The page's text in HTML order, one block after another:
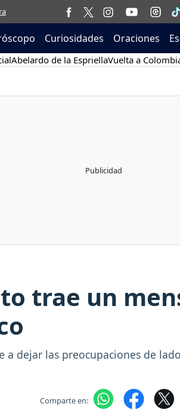
Curiosidades Oraciones
Abelardo de la EspriellaVuelta a
trae un
dejar las preocupaciones de
Comparte en: